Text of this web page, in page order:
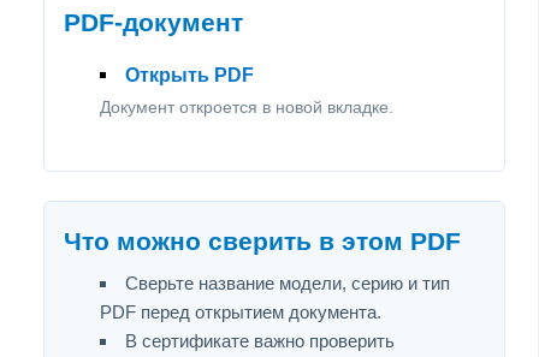
PDF-документ
Открыть PDF
Документ откроется в новой вкладке.
Что можно сверить в этом PDF
Сверьте название модели, серию и тип
PDF перед открытием документа.
В сертификате важно проверить